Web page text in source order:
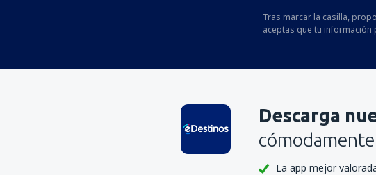
Tras marcar la casilla,
aceptas que tu
Descarga
La app mejor